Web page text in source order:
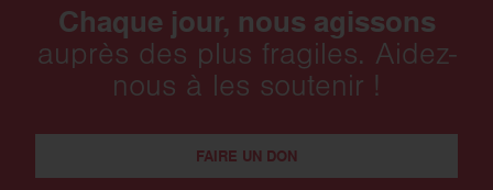
Chaque jour, nous agissons
auprès des plus fragiles. Aidez-
nous à les soutenir !
FAIRE UN DON